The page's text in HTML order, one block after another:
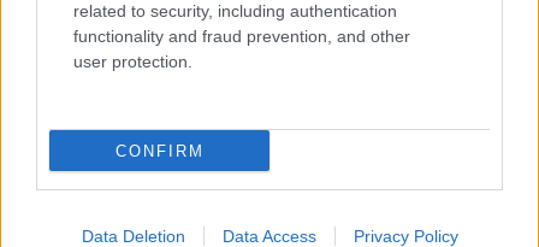
related to security, including authentication
functionality and fraud prevention, and other
user protection.
CONFIRM
Data Deletion Data Access Privacy Policy
MAPPA DEL SITO